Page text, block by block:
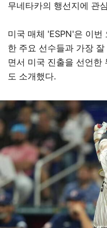
무네타카의 행선지에 관
미국 매체 'ESPN'은 이번
한 주요 선수들과 가장
면서 미국 진출을 선언한
도 소개했다.